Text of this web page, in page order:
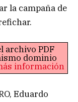
la campaña de
archivo PDF
dominio
información
Eduardo